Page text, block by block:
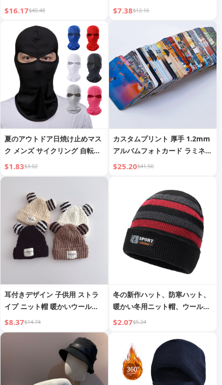
ンド ブランド フラットブリム
プハット 卸売・フランチャイズ
$16.17$40.48
ガード 日焼け止め 暖かい 防塵
メンズ カジュアル シンプル 万
$7.38$12.16
夏のアウトドア日焼け止めマス
ク メンズ サイクリング 自転車
バイク ダブルホールヘッドギア
ハット レディース 防風防塵マ
$1.83$3.02
カスタムプリント 厚手 1.2mm
アルバムフォトカード ラミネー
ト加工 防水 カスタム画像 DIY
$25.20$41.50
耳付きデザイン 子供用 ストラ
イプ ニット帽 暖かいウール帽
男の子と女の子 プラスベルベッ
ト 個性的 インフルエンサー サ
$8.37$14.74
冬の新作ハット、防寒ハット、
暖かい冬用ニット帽、ウールハ
ット、メンズアウトドアハッ
$2.07$5.24